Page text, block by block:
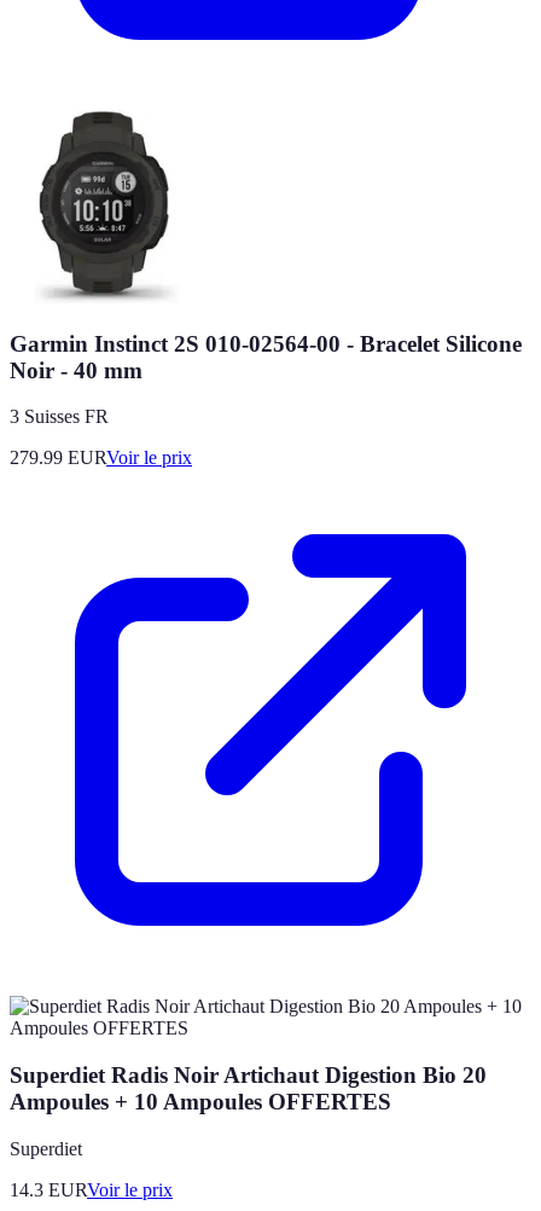
Garmin Instinct 2S 010-02564-00 - Bracelet Silicone
Noir - 40 mm
3 Suisses FR
279.99 EURVoir le prix
Superdiet Radis Noir Artichaut Digestion Bio 20
Ampoules + 10 Ampoules OFFERTES
Superdiet
14.3 EURVoir le prix